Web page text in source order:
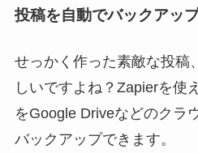
投稿を自動でバックアップ
せっかく作った素敵な投稿
しいですよね？Zapierを使
をGoogle Driveなどのクラ
バックアップできます。